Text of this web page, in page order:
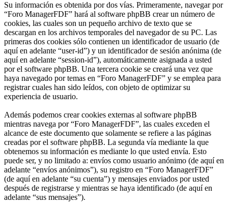
Su información es obtenida por dos vías. Primeramente, navegar por
“Foro ManagerFDF” hará al software phpBB crear un número de
cookies, las cuales son un pequeño archivo de texto que se
descargan en los archivos temporales del navegador de su PC. Las
primeras dos cookies sólo contienen un identificador de usuario (de
aquí en adelante “user-id”) y un identificador de sesión anónima (de
aquí en adelante “session-id”), automáticamente asignada a usted
por el software phpBB. Una tercera cookie se creará una vez que
haya navegado por temas en “Foro ManagerFDF” y se emplea para
registrar cuales han sido leídos, con objeto de optimizar su
experiencia de usuario.
Además podemos crear cookies externas al software phpBB
mientras navega por “Foro ManagerFDF”, las cuales exceden el
alcance de este documento que solamente se refiere a las páginas
creadas por el software phpBB. La segunda vía mediante la que
obtenemos su información es mediante lo que usted envía. Esto
puede ser, y no limitado a: envíos como usuario anónimo (de aquí en
adelante “envíos anónimos”), su registro en “Foro ManagerFDF”
(de aquí en adelante “su cuenta”) y mensajes enviados por usted
después de registrarse y mientras se haya identificado (de aquí en
adelante “sus mensajes”).